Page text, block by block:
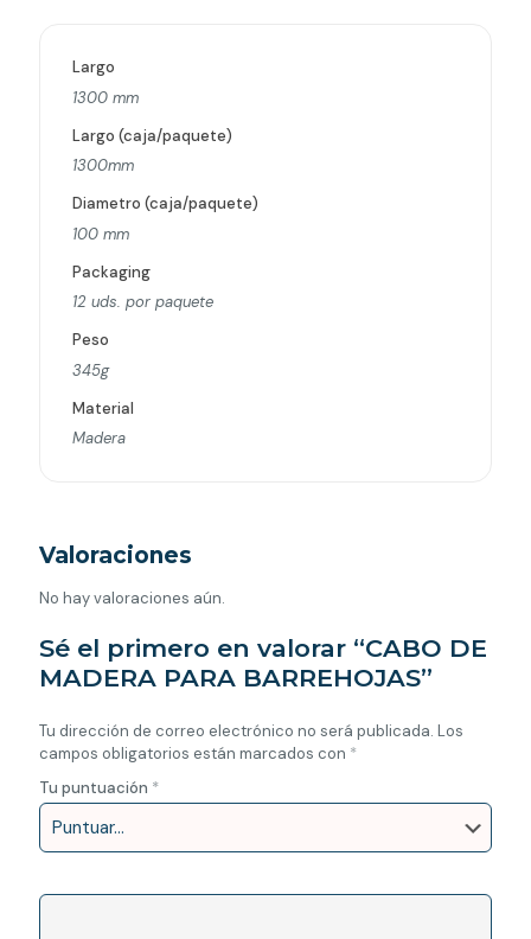
Largo
1300 mm
Largo (caja/paquete)
1300mm
Diametro (caja/paquete)
100 mm
Packaging
12 uds. por paquete
Peso
345g
Material
Madera
Valoraciones
No hay valoraciones aún.
Sé el primero en valorar “CABO DE
MADERA PARA BARREHOJAS”
Tu dirección de correo electrónico no será publicada. Los
campos obligatorios están marcados con *
Tu puntuación *